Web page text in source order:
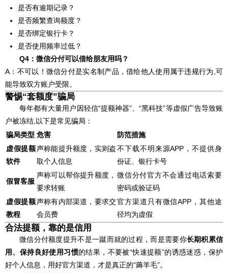
是否有逾期记录？
是否频繁查询额度？
是否绑定银行卡？
是否使用频率过低？
Q4：微信分付可以借给朋友用吗？
A：不可以！微信分付是实名制产品，借给他人使用属于违规行为,可
能导致双方账户受限。
警惕“套额度”骗局
每年都有大量用户因轻信“提额神器”、“黑科技”等虚假广告导致账
户被冻结,以下是常见骗局：
骗局类型 危害
防范措施
虚假提额
软件
声称能提升额度，实则盗
取个人信息
不下载不明来源APP，不提供身
份证、银行卡号
假冒客服
声称可以帮你提升额度，
要求转账
微信分付官方不会通过电话索要
密码或验证码
虚假提额
教程
声称有内部渠道，要求交
会员费
官方渠道只有微信APP，其他途
径均为虚假
合法提额，靠的是信用
微信分付额度提升不是一蹴而就的过程，而是需要你长期积累信
用、保持良好使用习惯的结果，不要被“快速提额”的诱惑迷惑，保护
好个人信息，用好官方渠道，才是真正的“薅羊毛”。